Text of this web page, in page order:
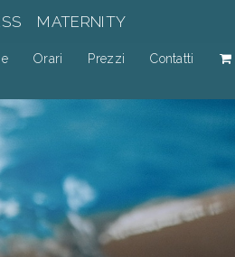
Orari Prezzi Contatti
MATERNITY